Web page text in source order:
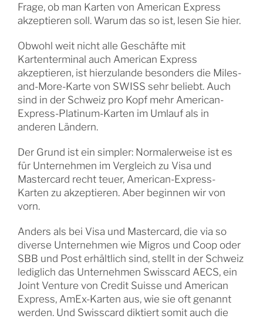
Frage, ob man Karten von American Express
akzeptieren soll. Warum das so ist, lesen Sie hier.
Obwohl weit nicht alle Geschäfte mit
Kartenterminal auch American Express
akzeptieren, ist hierzulande besonders die Miles-
and-More-Karte von SWISS sehr beliebt. Auch
sind in der Schweiz pro Kopf mehr American-
Express-Platinum-Karten im Umlauf als in
anderen Ländern.
Der Grund ist ein simpler: Normalerweise ist es
für Unternehmen im Vergleich zu Visa und
Mastercard recht teuer, American-Express-
Karten zu akzeptieren. Aber beginnen wir von
vorn.
Anders als bei Visa und Mastercard, die via so
diverse Unternehmen wie Migros und Coop oder
SBB und Post erhältlich sind, stellt in der Schweiz
lediglich das Unternehmen Swisscard AECS, ein
Joint Venture von Credit Suisse und American
Express, AmEx-Karten aus, wie sie oft genannt
werden. Und Swisscard diktiert somit auch die